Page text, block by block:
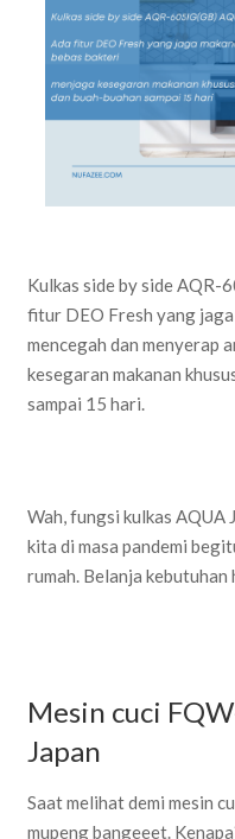
Kulkas side by side AQR-
fitur DEO Fresh yang
mencegah dan menyerap
kesegaran makanan
sampai 15 hari.
Wah, fungsi kulkas AQUA
kita di masa pandemi
rumah. Belanja kebutuhan
Mesin cuci
Japan
Saat melihat demi mesin
mupeng bangeeet.